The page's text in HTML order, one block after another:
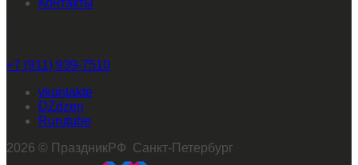
+7 (911) 939-7510
vkontakte
dzen
rutube
2026 © ПраздникРФ Санкт-Петербург